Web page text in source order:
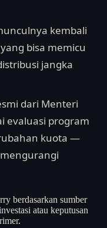
kembali
bisa memicu
jangka
dari Menteri
evaluasi program
kuota —
berdasarkan sumber
atau keputusan